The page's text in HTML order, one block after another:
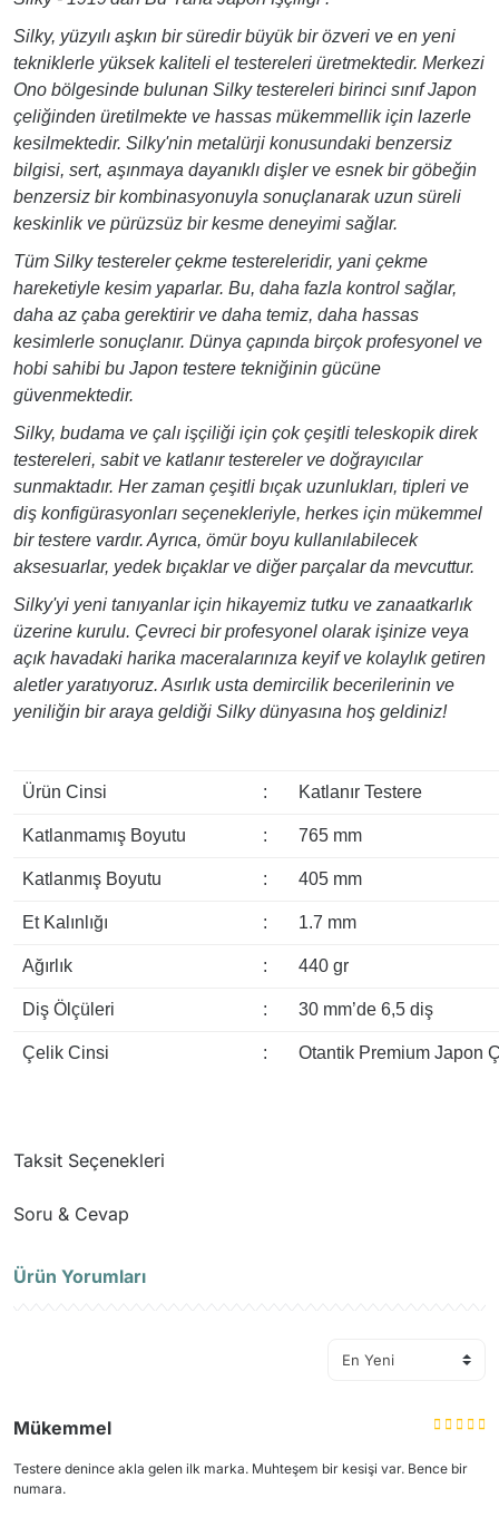
Silky, yüzyılı aşkın bir süredir büyük bir özveri ve en yeni
tekniklerle yüksek kaliteli el testereleri üretmektedir. Merkezi
Ono bölgesinde bulunan Silky testereleri birinci sınıf Japon
çeliğinden üretilmekte ve hassas mükemmellik için lazerle
kesilmektedir. Silky'nin metalürji konusundaki benzersiz
bilgisi, sert, aşınmaya dayanıklı dişler ve esnek bir göbeğin
benzersiz bir kombinasyonuyla sonuçlanarak uzun süreli
keskinlik ve pürüzsüz bir kesme deneyimi sağlar.
Tüm Silky testereler çekme testereleridir, yani çekme
hareketiyle kesim yaparlar. Bu, daha fazla kontrol sağlar,
daha az çaba gerektirir ve daha temiz, daha hassas
kesimlerle sonuçlanır. Dünya çapında birçok profesyonel ve
hobi sahibi bu Japon testere tekniğinin gücüne
güvenmektedir.
Silky, budama ve çalı işçiliği için çok çeşitli teleskopik direk
testereleri, sabit ve katlanır testereler ve doğrayıcılar
sunmaktadır. Her zaman çeşitli bıçak uzunlukları, tipleri ve
diş konfigürasyonları seçenekleriyle, herkes için mükemmel
bir testere vardır. Ayrıca, ömür boyu kullanılabilecek
aksesuarlar, yedek bıçaklar ve diğer parçalar da mevcuttur.
Silky'yi yeni tanıyanlar için hikayemiz tutku ve zanaatkarlık
üzerine kurulu. Çevreci bir profesyonel olarak işinize veya
açık havadaki harika maceralarınıza keyif ve kolaylık getiren
aletler yaratıyoruz. Asırlık usta demircilik becerilerinin ve
yeniliğin bir araya geldiği Silky dünyasına hoş geldiniz!
Ürün Cinsi : Katlanır Testere
Katlanmamış Boyutu : 765 mm
Katlanmış Boyutu : 405 mm
Et Kalınlığı : 1.7 mm
Ağırlık : 440 gr
Diş Ölçüleri : 30 mm’de 6,5 diş
Çelik Cinsi : Otantik Premium Japon
Taksit Seçenekleri
Soru & Cevap
Ürün Yorumları
Mükemmel
Testere denince akla gelen ilk marka. Muhteşem bir kesişi var. Bence bir
numara.